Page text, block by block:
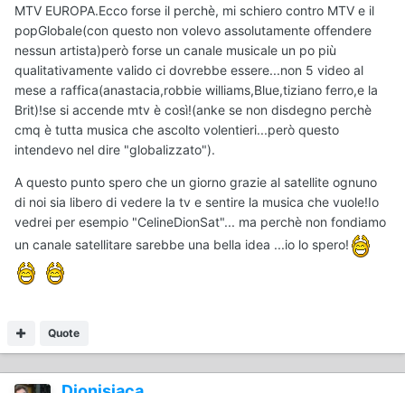
MTV EUROPA.Ecco forse il perchè, mi schiero contro MTV e il
popGlobale(con questo non volevo assolutamente offendere
nessun artista)però forse un canale musicale un po più
qualitativamente valido ci dovrebbe essere...non 5 video al
mese a raffica(anastacia,robbie williams,Blue,tiziano ferro,e la
Brit)!se si accende mtv è così!(anke se non disdegno perchè
cmq è tutta musica che ascolto volentieri...però questo
intendevo nel dire "globalizzato").
A questo punto spero che un giorno grazie al satellite ognuno
di noi sia libero di vedere la tv e sentire la musica che vuole!Io
vedrei per esempio "CelineDionSat"... ma perchè non fondiamo
un canale satellitare sarebbe una bella idea ...io lo spero!
Quote